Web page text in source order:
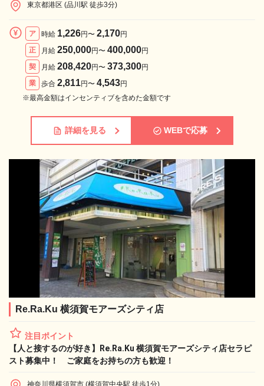
東京都港区 (品川駅 徒歩3分)
ア 時給 1,226円〜 2,170円
正
月給 250,000円〜 400,000円
契
月給 208,420円〜 373,300円
業
歩合 2,811円〜 4,543円
※最高金額はインセンティブを含めた金額です
詳細を見る WEBで応募
Re.Ra.Ku 横須賀モアーズシティ店
注目ポイント
【人と接するのが好き】Re.Ra.Ku 横須賀モアーズシティ店セラピ
スト募集中！ ご家庭をお持ちの方も歓迎！